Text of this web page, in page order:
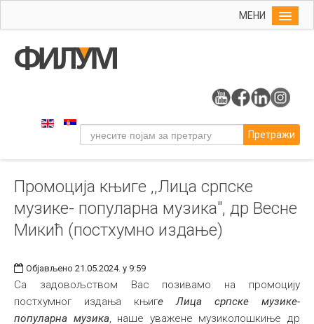
МЕНИ
Упис
Уметност
Музичка уметност
Примењена и ликовна уметност
Галерија
Библиотека
Студенти
Претражи
Промоција књиге ,,Лица српске
музике- популарна музика", др Весне
Микић (постхумно издање)
Објављено 21.05.2024. у 9:59
Са задовољством Вас позивамо на промоцију
постхумног издања књиге Лица српске музике-
популарна музика, наше уважене музиколошкиње др